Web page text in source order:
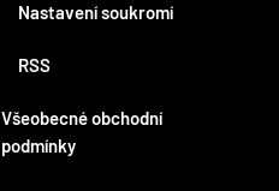
RSS
Všeobecné obchodní
podmínky
Nastavení soukromí